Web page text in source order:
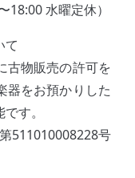
18:00 水曜定休）
て
古物販売の許可を
器をお預かりした
す。
511010008228号